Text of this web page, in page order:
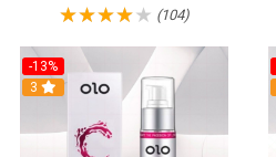
(104)
-13%
3